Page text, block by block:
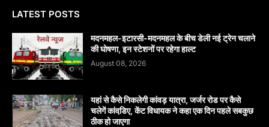
LATEST POSTS
मदनमहल-इटारसी-मदनमहल के बीच डेली नई ट्रेन चलाने
की घोषणा, इन स्टेशनों पर रहेगा हाल्ट
August 08, 2026
यहां से कैसे निकलेगी कांवड़ यात्रा, जर्जर रोड पर कैसे
चलेगें कांवडि़ए, केंट विधायक ने कहा एक दिन पहले सबकुछ
ठीक हो जाएगा